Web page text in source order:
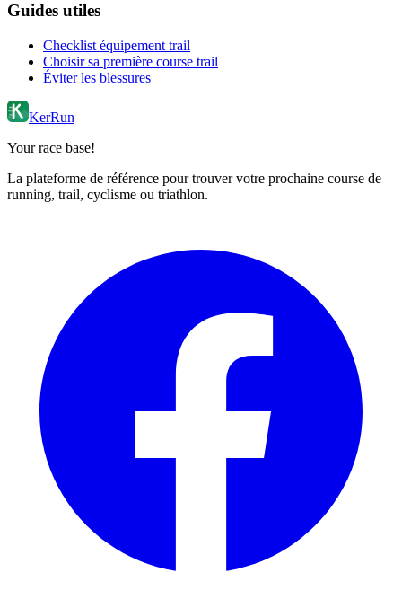
Guides utiles
Checklist équipement trail
Choisir sa première course trail
Éviter les blessures
KerRun
Your race base!
La plateforme de référence pour trouver votre prochaine course de
running, trail, cyclisme ou triathlon.